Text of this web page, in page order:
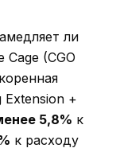
ли
(CGO
Extension +
5,8% к
к расходу